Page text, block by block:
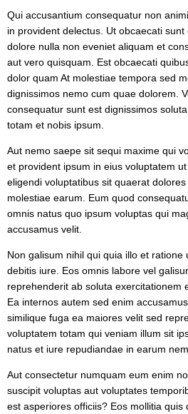
Qui accusantium consequatur non
in provident delectus. Ut obcaecati
dolore nulla non eveniet aliquam et
aut vero quisquam. Est obcaecati
dolor quam At molestiae tempora sed
dignissimos nemo cum quae dolorem.
consequatur sunt est dignissimos
totam et nobis ipsum.
Aut nemo saepe sit sequi maxime qui
et provident ipsum in eius voluptatem
eligendi voluptatibus sit quaerat
molestiae earum. Eum quod
omnis natus quo ipsum voluptas qui
accusamus velit.
Non galisum nihil qui quia illo et
debitis iure. Eos omnis labore vel
reprehenderit ab soluta exercitationem
Ea internos autem sed enim
similique fuga ea maiores velit sed
voluptatem totam qui veniam illum sit
natus et iure repudiandae in earum
Aut consectetur numquam eum enim
suscipit voluptas aut voluptates
est asperiores officiis? Eos mollitia